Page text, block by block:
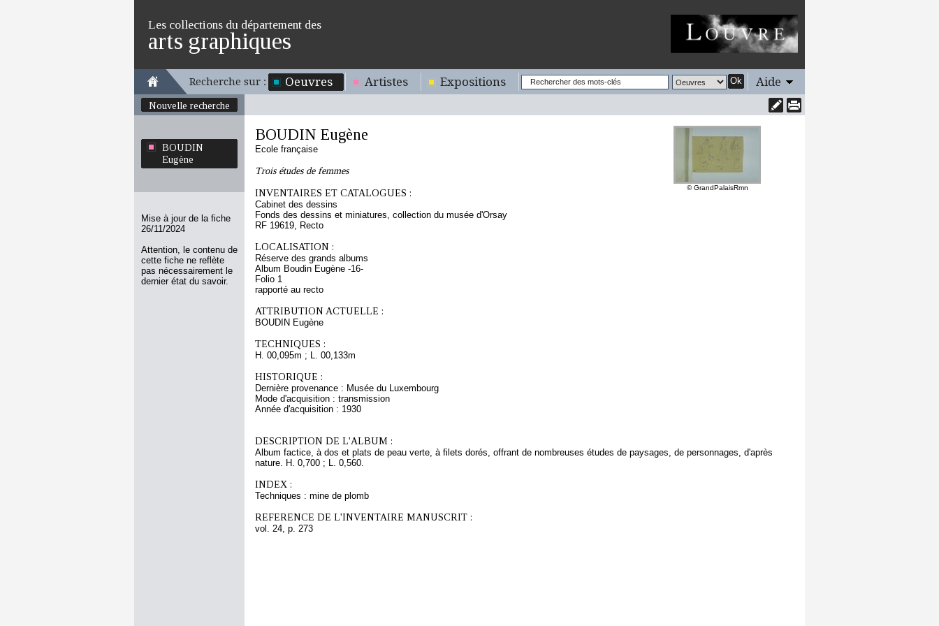
Les collections du département des
arts graphiques
Recherche sur : Oeuvres Artistes Expositions Ok Aide
Nouvelle recherche
BOUDIN
Eugène
Mise à jour de la fiche
26/11/2024
Attention, le contenu de
cette fiche ne reflète
pas nécessairement le
dernier état du savoir.
© GrandPalaisRmn
BOUDIN Eugène
Ecole française
Trois études de femmes
INVENTAIRES ET CATALOGUES :
Cabinet des dessins
Fonds des dessins et miniatures, collection du musée d'Orsay
RF 19619, Recto
LOCALISATION :
Réserve des grands albums
Album Boudin Eugène -16-
Folio 1
rapporté au recto
ATTRIBUTION ACTUELLE :
BOUDIN Eugène
TECHNIQUES :
H. 00,095m ; L. 00,133m
HISTORIQUE :
Dernière provenance : Musée du Luxembourg
Mode d'acquisition : transmission
Année d'acquisition : 1930
DESCRIPTION DE L'ALBUM :
Album factice, à dos et plats de peau verte, à filets dorés, offrant de nombreuses études de paysages, de personnages, d'après
nature. H. 0,700 ; L. 0,560.
INDEX :
Techniques : mine de plomb
REFERENCE DE L'INVENTAIRE MANUSCRIT :
vol. 24, p. 273